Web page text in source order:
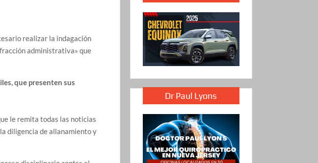
realizar la indagación
administrativa» que
que presenten sus
le remita todas las noticias
diligencia de allanamiento y
Dr Paul Lyons